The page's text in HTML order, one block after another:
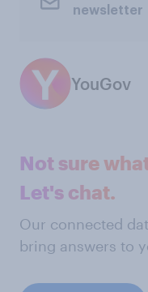
newsletter
YouGov
Not sure
Let's chat.
Our connected
bring answers to